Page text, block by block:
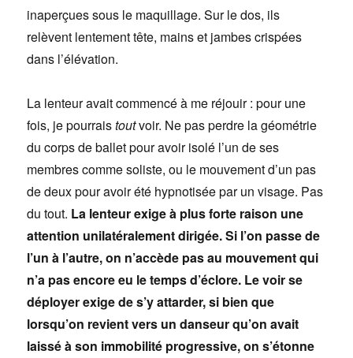
inaperçues sous le maquillage. Sur le dos, ils
relèvent lentement tête, mains et jambes crispées
dans l’élévation.
La lenteur avait commencé à me réjouir : pour une
fois, je pourraistoutvoir. Ne pas perdre la géométrie
du corps de ballet pour avoir isolé l’un de ses
membres comme soliste, ou le mouvement d’un pas
de deux pour avoir été hypnotisée par un visage. Pas
du tout. La lenteur exige à plus forte raison une
attention unilatéralement dirigée. Si l’on passe de
l’un à l’autre, on n’accède pas au mouvement qui
n’a pas encore eu le temps d’éclore. Le voir se
déployer exige de s’y attarder, si bien que
lorsqu’on revient vers un danseur qu’on avait
laissé à son immobilité progressive, on s’étonne